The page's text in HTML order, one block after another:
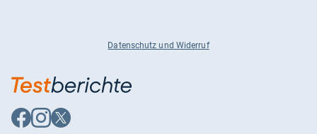
Datenschutz und Widerruf
Auf
Facebook
Auf
Instagram
Auf
X